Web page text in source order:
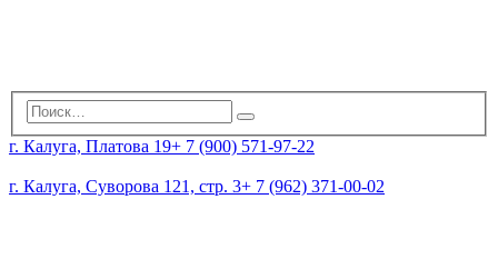
г. Калуга, Платова 19+ 7 (900) 571-97-22
г. Калуга, Суворова 121, стр. 3+ 7 (962) 371-00-02